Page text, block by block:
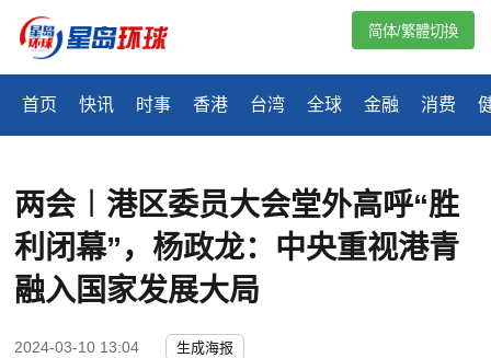
首页 快讯 时事 香港 台湾 全球 金融 消费
简体/繁體切換
两会︱港区委员大会堂外高呼“胜
利闭幕”，杨政龙：中央重视港青
融入国家发展大局
2024-03-10 13:04 生成海报